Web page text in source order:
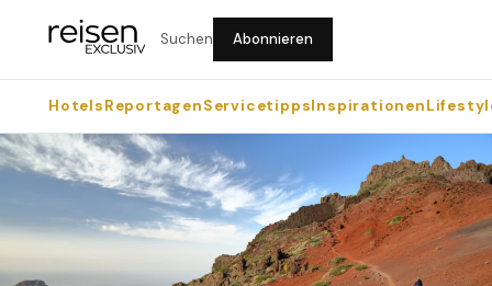
Suchen Abonnieren
HotelsReportagenServicetippsInspirationen